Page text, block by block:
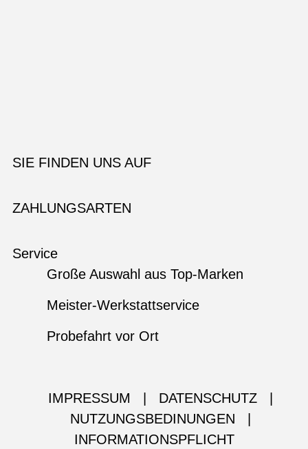
SIE FINDEN UNS AUF
ZAHLUNGSARTEN
Service
Große Auswahl aus Top-Marken
Meister-Werkstattservice
Probefahrt vor Ort
IMPRESSUM DATENSCHUTZ
NUTZUNGSBEDINUNGEN
INFORMATIONSPFLICHT